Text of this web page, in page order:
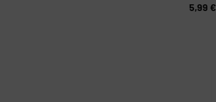
5,99 €